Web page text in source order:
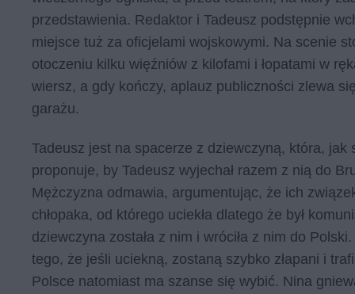
przedstawienia. Redaktor i Tadeusz podstępnie
miejsce tuż za oficjelami wojskowymi. Na scenie
otoczeniu kilku więźniów z kilofami i łopatami w
wiersz, a gdy kończy, aplauz publiczności zlewa
garażu.
Tadeusz jest na spacerze z dziewczyną, która,
proponuje, by Tadeusz wyjechał razem z nią do
Mężczyzna odmawia, argumentując, że ich
chłopaka, od którego uciekła dlatego że był
dziewczyna została z nim i wróciła z nim do
tego, że jeśli uciekną, zostaną szybko złapani i
Polsce natomiast ma szanse się wybić. Nina